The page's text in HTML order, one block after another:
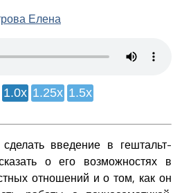
Елена
1.0x 1.25x 1.5x
введение в гештальт-
о его возможностях в
отношений и о том, как он